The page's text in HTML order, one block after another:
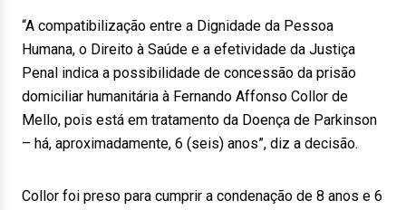
“A compatibilização entre a Dignidade da Pessoa
Humana, o Direito à Saúde e a efetividade da Justiça
Penal indica a possibilidade de concessão da prisão
domiciliar humanitária à Fernando Affonso Collor de
Mello, pois está em tratamento da Doença de Parkinson
– há, aproximadamente, 6 (seis) anos”, diz a decisão.
Collor foi preso para cumprir a condenação de 8 anos e 6